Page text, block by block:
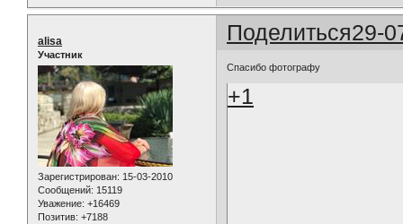
Поделиться29-
alisa
Участник
Зарегистрирован: 15-03-2010
Сообщений: 15119
Уважение: +16469
Позитив: +7188
Спасибо фотографу
+1